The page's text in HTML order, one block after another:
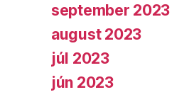
september 2023
august 2023
júl 2023
jún 2023